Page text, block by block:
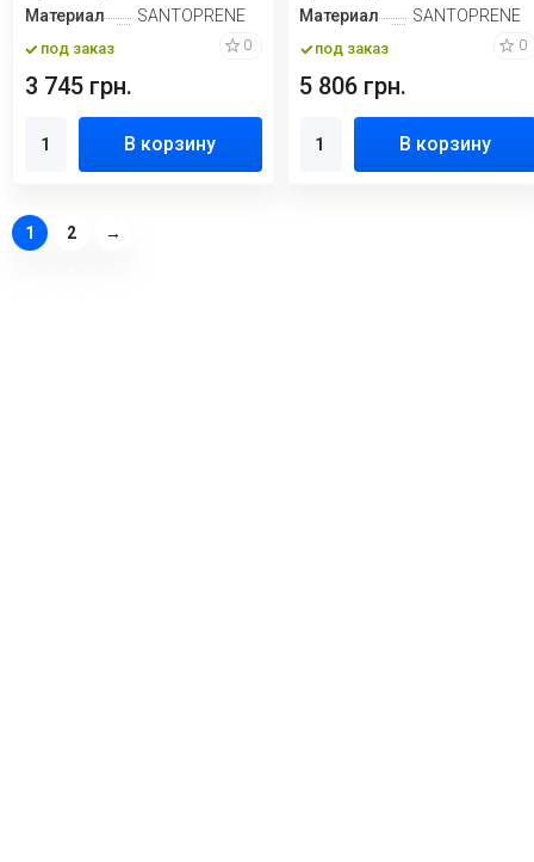
Материал
SANTOPRENE
под заказ 0
3 745 грн.
В корзину
Материал
SANTOPRENE
под заказ 0
5 806 грн.
В корзину
1 2 →